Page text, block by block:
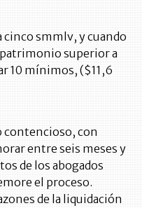
cinco smmlv, y cuando
patrimonio superior a
10 mínimos, ($11,6
contencioso, con
entre seis meses y
de los abogados
el proceso.
de la liquidación